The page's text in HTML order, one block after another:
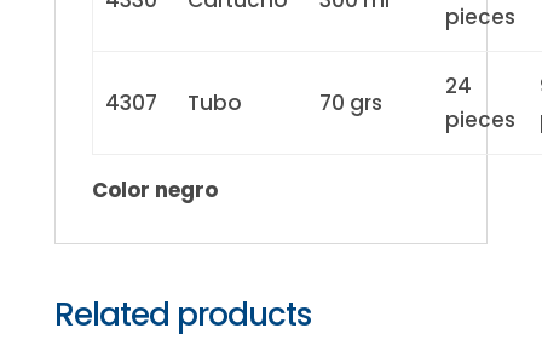
pieces
4307 Tubo 70 grs
24
pieces
Color negro
Related products